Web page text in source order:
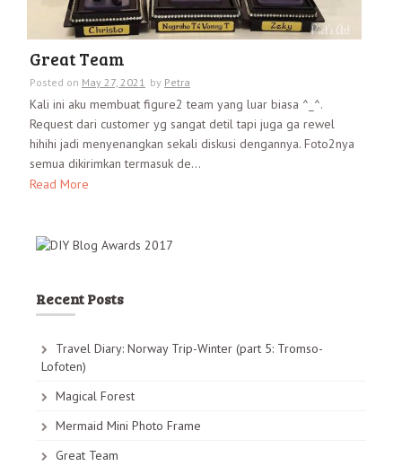
Great Team
Posted on May 27, 2021 by Petra
Kali ini aku membuat figure2 team yang luar biasa ^_^.
Request dari customer yg sangat detil tapi juga ga rewel
hihihi jadi menyenangkan sekali diskusi dengannya. Foto2nya
semua dikirimkan termasuk de...
Read More
Recent Posts
Travel Diary: Norway Trip-Winter (part 5: Tromso-
Lofoten)
Magical Forest
Mermaid Mini Photo Frame
Great Team